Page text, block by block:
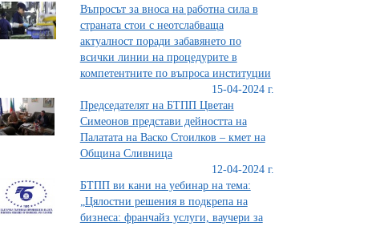
Въпросът за вноса на работна сила в
страната стои с неотслабваща
актуалност поради забавянето по
всички линии на процедурите в
компетентните по въпроса институции
15-04-2024 г.
Председателят на БТПП Цветан
Симеонов представи дейността на
Палатата на Васко Стоилков – кмет на
Община Сливница
12-04-2024 г.
БТПП ви кани на уебинар на тема:
„Цялостни решения в подкрепа на
бизнеса: франчайз услуги, ваучери за